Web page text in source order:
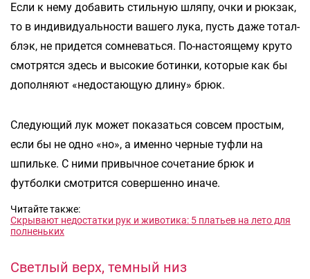
Если к нему добавить стильную шляпу, очки и рюкзак,
то в индивидуальности вашего лука, пусть даже тотал-
блэк, не придется сомневаться. По-настоящему круто
смотрятся здесь и высокие ботинки, которые как бы
дополняют «недостающую длину» брюк.
Следующий лук может показаться совсем простым,
если бы не одно «но», а именно черные туфли на
шпильке. С ними привычное сочетание брюк и
футболки смотрится совершенно иначе.
Читайте также:
Скрывают недостатки рук и животика: 5 платьев на лето для
полненьких
Светлый верх, темный низ